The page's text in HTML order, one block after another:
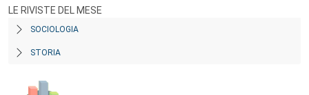
LE RIVISTE DEL MESE
SOCIOLOGIA
STORIA